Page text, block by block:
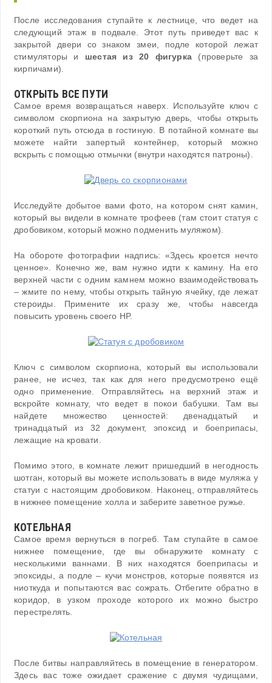
После исследования ступайте к лестнице, что ведет на
следующий этаж в подвале. Этот путь приведет вас к
закрытой двери со знаком змеи, подле которой лежат
стимуляторы и шестая из 20 фигурка (проверьте за
кирпичами).
ОТКРЫТЬ ВСЕ ПУТИ
Самое время возвращаться наверх. Используйте ключ с
символом скорпиона на закрытую дверь, чтобы открыть
короткий путь отсюда в гостиную. В потайной комнате вы
можете найти запертый контейнер, который можно
вскрыть с помощью отмычки (внутри находятся патроны).
Исследуйте добытое вами фото, на котором снят камин,
который вы видели в комнате трофеев (там стоит статуя с
дробовиком, который можно подменить муляжом).
На обороте фотографии надпись: «Здесь кроется нечто
ценное». Конечно же, вам нужно идти к камину. На его
верхней части с одним камнем можно взаимодействовать
– жмите по нему, чтобы открыть тайную ячейку, где лежат
стероиды. Примените их сразу же, чтобы навсегда
повысить уровень своего HP.
Ключ с символом скорпиона, который вы использовали
ранее, не исчез, так как для него предусмотрено ещё
одно применение. Отправляйтесь на верхний этаж и
вскройте комнату, что ведет в покои бабушки. Там вы
найдете множество ценностей: двенадцатый и
тринадцатый из 32 документ, эпоксид и боеприпасы,
лежащие на кровати.
Помимо этого, в комнате лежит пришедший в негодность
шотган, который вы можете использовать в виде муляжа у
статуи с настоящим дробовиком. Наконец, отправляйтесь
в нижнее помещение холла и заберите заветное ружье.
КОТЕЛЬНАЯ
Самое время вернуться в погреб. Там ступайте в самое
нижнее помещение, где вы обнаружите комнату с
несколькими ваннами. В них находятся боеприпасы и
эпоксиды, а подле – кучи монстров, которые появятся из
ниоткуда и попытаются вас сожрать. Отбегите обратно в
коридор, в узком проходе которого их можно быстро
перестрелять.
После битвы направляйтесь в помещение в генератором.
Здесь вас тоже ожидает сражение с двумя чудищами,